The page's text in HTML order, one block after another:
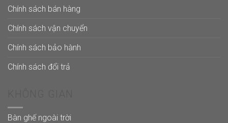
Chính sách bán hàng
Chính sách vận chuyển
Chính sách bảo hành
Chính sách đổi trả
Bàn ghế ngoài trời